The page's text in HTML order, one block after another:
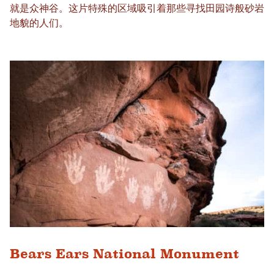
就是众神谷。这​​片特殊的区域吸引着那些寻找田园诗般砂岩
地貌的人们。
Bears Ears National Monument